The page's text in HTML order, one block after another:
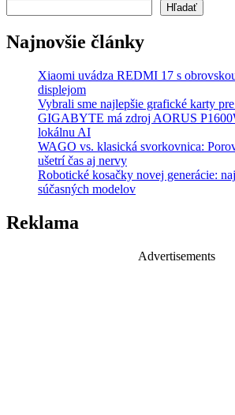
Hľadať
Najnovšie články
Xiaomi uvádza REDMI 17 s
displejom
Vybrali sme najlepšie grafické karty
GIGABYTE má zdroj AORUS
lokálnu AI
WAGO vs. klasická svorkovnica:
ušetrí čas aj nervy
Robotické kosačky novej generácie:
súčasných modelov
Reklama
Advertisements